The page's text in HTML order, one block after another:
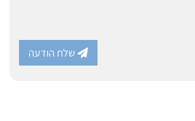
שלח הודעה